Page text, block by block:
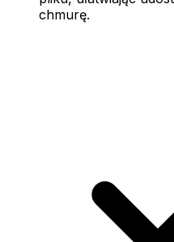
chmurę.